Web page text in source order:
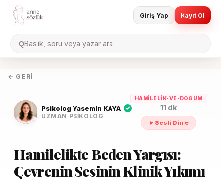
QBaslik, soru veya yazar ara
Giriş Yap Kayıt Ol
← GERI
Psikolog Yasemin KAYA
UZMAN PSIKOLOG
HAMILELIK-VE-DOGUM
11 dk
Sesli Dinle
Hamilelikte Beden Yargısı:
Çevrenin Sesinin Klinik Yıkımı